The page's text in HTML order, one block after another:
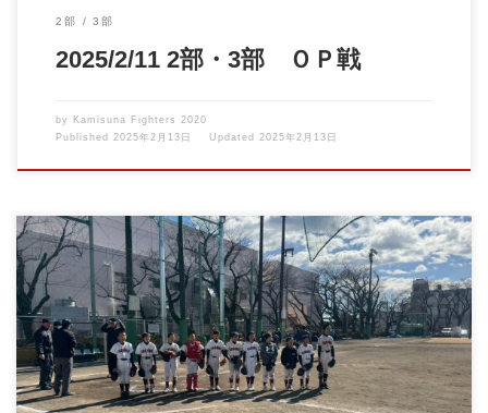
2部 3部
2025/2/11 2部・3部 ＯＰ戦
by Kamisuna Fighters 2020
Published
2025年2月13日 Updated 2025年2月13日
いよいよ上砂ファイターズ１部、新体制での初戦です。 みんな気
合いが入ります。 […]